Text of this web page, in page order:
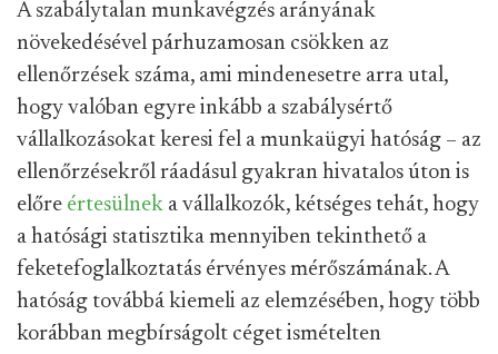
A szabálytalan munkavégzés arányának
növekedésével párhuzamosan csökken az
ellenőrzések száma, ami mindenesetre arra utal,
hogy valóban egyre inkább a szabálysértő
vállalkozásokat keresi fel a munkaügyi hatóság – az
ellenőrzésekről ráadásul gyakran hivatalos úton is
előre értesülnek a vállalkozók, kétséges tehát, hogy
a hatósági statisztika mennyiben tekinthető a
feketefoglalkoztatás érvényes mérőszámának. A
hatóság továbbá kiemeli az elemzésében, hogy több
korábban megbírságolt céget ismételten